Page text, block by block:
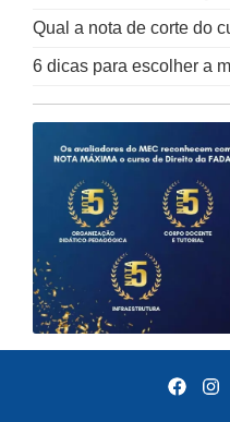
Qual a nota de corte do
6 dicas para escolher a